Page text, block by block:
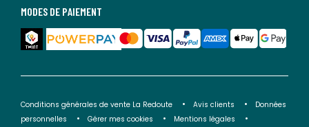
MODES DE PAIEMENT
Conditions générales de vente La Redoute Avis clients
Données
personnelles
Gérer mes cookies Mentions légales